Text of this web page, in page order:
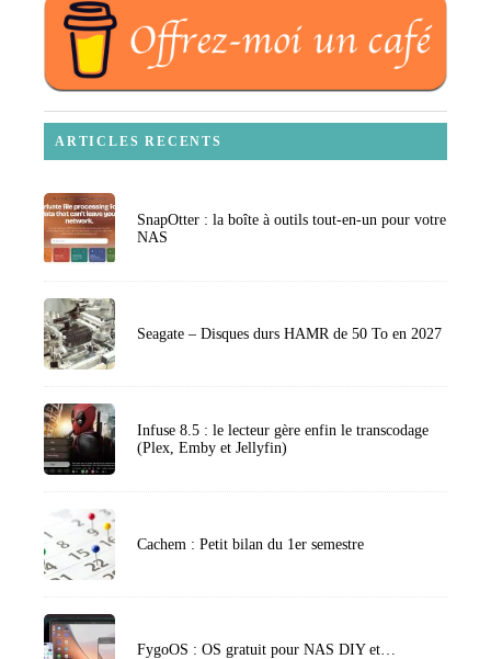
ARTICLES RECENTS
SnapOtter : la boîte à outils tout-en-un pour votre
NAS
Seagate – Disques durs HAMR de 50 To en 2027
Infuse 8.5 : le lecteur gère enfin le transcodage
(Plex, Emby et Jellyfin)
Cachem : Petit bilan du 1er semestre
FygoOS : OS gratuit pour NAS DIY et…